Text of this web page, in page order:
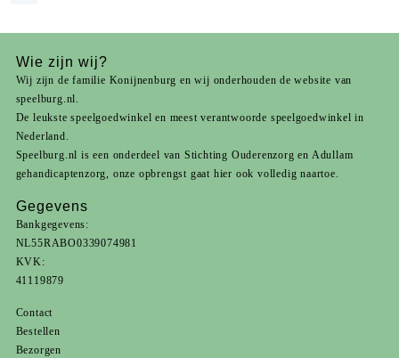
Wie zijn wij?
Wij zijn de familie Konijnenburg en wij onderhouden de website van
speelburg.nl.
De leukste speelgoedwinkel en meest verantwoorde speelgoedwinkel in
Nederland.
Speelburg.nl is een onderdeel van Stichting Ouderenzorg en Adullam
gehandicaptenzorg, onze opbrengst gaat hier ook volledig naartoe.
Gegevens
Bankgegevens:
NL55RABO0339074981
KVK:
41119879
Contact
Bestellen
Bezorgen